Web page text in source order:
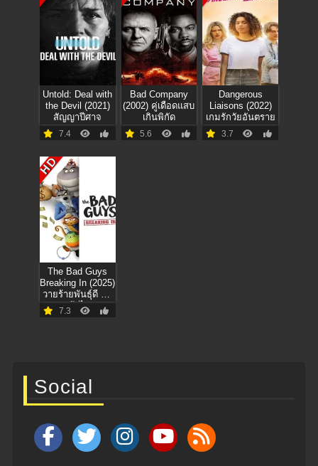
Untold: Deal with
the Devil (2021)
สัญญาปีศาจ
7.4
Bad Company
(2002) คู่เดือดแสบ
เกินพิกัด
5.6
Dangerous
Liaisons (2022)
เกมรักวัยอันตราย
3.7
HD
The Bad Guys
Breaking In (2025)
วายร้ายพันธุ์ดี บุก
เข้าไป
7.3
Social